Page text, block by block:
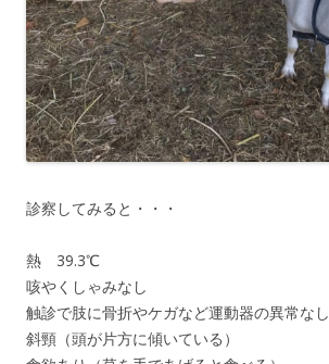
診察してみると・・・
熱 39.3℃
咳やくしゃみなし
触診で肢に骨折やケガなど運動器の異常なし
斜頸（頭が片方に傾いている）